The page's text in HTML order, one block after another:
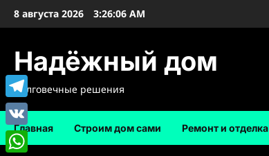
Перейти
8 августа 2026 3:26:07 AM
Надёжный дом
Долговечные решения
Главная Строим дом сами Ремонт и отделка
Telegram
VK